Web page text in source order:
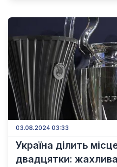
03.08.2024 03:33
Україна ділить
двадцятки: